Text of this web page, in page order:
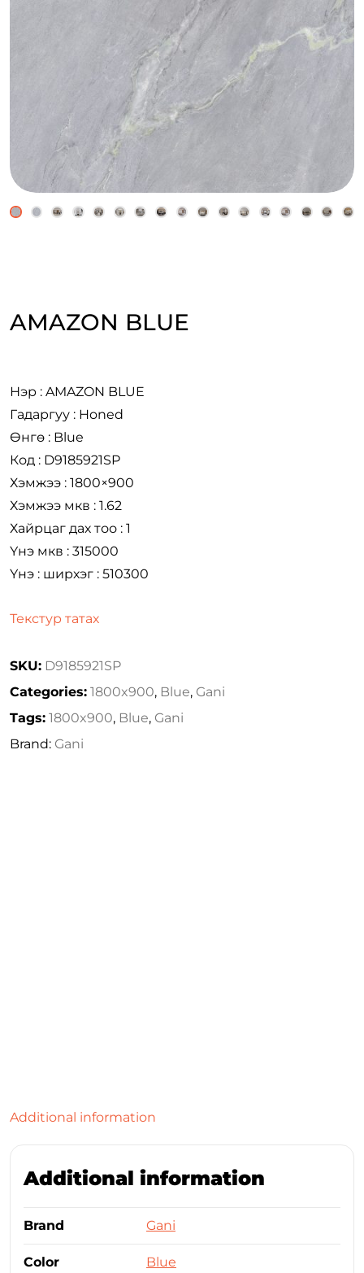
AMAZON BLUE
Нэр : AMAZON BLUE
Гадаргуу : Honed
Өнгө : Blue
Код : D9185921SP
Хэмжээ : 1800×900
Хэмжээ мкв : 1.62
Хайрцаг дах тоо : 1
Үнэ мкв : 315000
Үнэ : ширхэг : 510300
Текстур татах
SKU: D9185921SP
Categories: 1800x900, Blue, Gani
Tags: 1800x900, Blue, Gani
Brand: Gani
Additional information
Additional information
Brand Gani
Color Blue